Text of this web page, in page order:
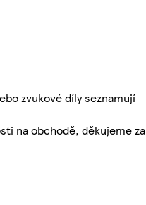
zvukové díly seznamují
na obchodě, děkujeme za